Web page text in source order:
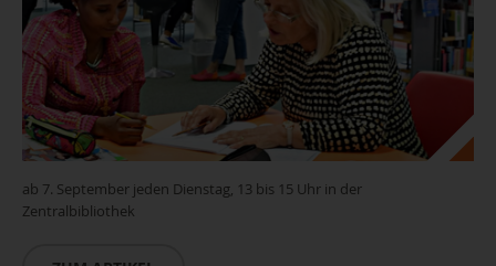
ab 7. September jeden Dienstag, 13 bis 15 Uhr in der
Zentralbibliothek